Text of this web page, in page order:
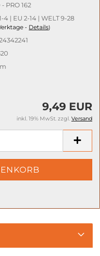
PRO 162
4 | EU 2-14 | WELT 9-28
- Details)
9,49 EUR
inkl. 19% MwSt. zzgl. Versand